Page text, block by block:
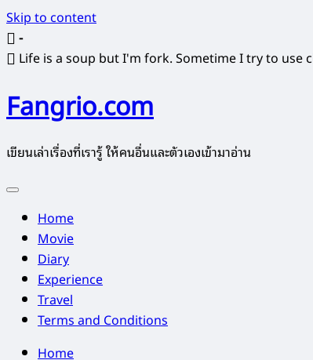
Skip to content
-
Life is a soup but I'm fork. Sometime I try to use
Fangrio.com
เขียนเล่าเรื่องที่เรารู้ ให้คนอื่นและตัวเองเข้ามาอ่าน
Home
Movie
Diary
Experience
Travel
Terms and Conditions
Home